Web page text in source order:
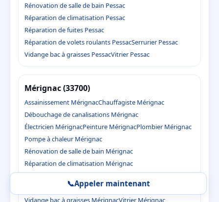
Rénovation de salle de bain Pessac
Réparation de climatisation Pessac
Réparation de fuites Pessac
Réparation de volets roulants PessacSerrurier Pessac
Vidange bac à graisses PessacVitrier Pessac
Mérignac (33700)
Assainissement MérignacChauffagiste Mérignac
Débouchage de canalisations Mérignac
Électricien MérignacPeinture MérignacPlombier Mérignac
Pompe à chaleur Mérignac
Rénovation de salle de bain Mérignac
Réparation de climatisation Mérignac
Réparation de volets roulants MérignacSerrurier Mérignac
Vidange bac à graisses MérignacVitrier Mérignac
📞Appeler maintenant